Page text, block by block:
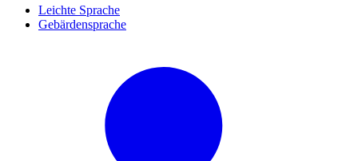
Leichte Sprache
Gebärdensprache